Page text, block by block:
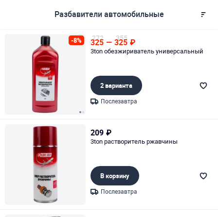
Разбавители автомобильные
-8% 272
325 — 355
325 ₽
3ton обезжириватель универсальный
2 варианта
Послезавтра
209 ₽
3ton растворитель ржавчины
В корзину
Послезавтра